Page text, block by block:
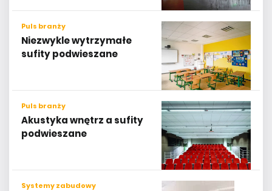
Puls branży
Niezwykle wytrzymałe
sufity podwieszane
Puls branży
Akustyka wnętrz a sufity
podwieszane
Systemy zabudowy